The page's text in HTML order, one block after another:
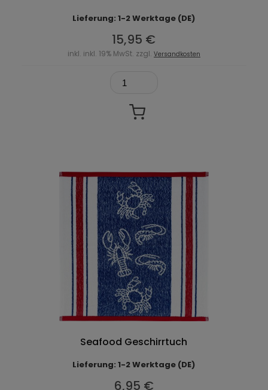
Lieferung: 1-2 Werktage (DE)
15,95 €
inkl. inkl. 19% MwSt. zzgl. Versandkosten
Seafood Geschirrtuch
Lieferung: 1-2 Werktage (DE)
6,95 €